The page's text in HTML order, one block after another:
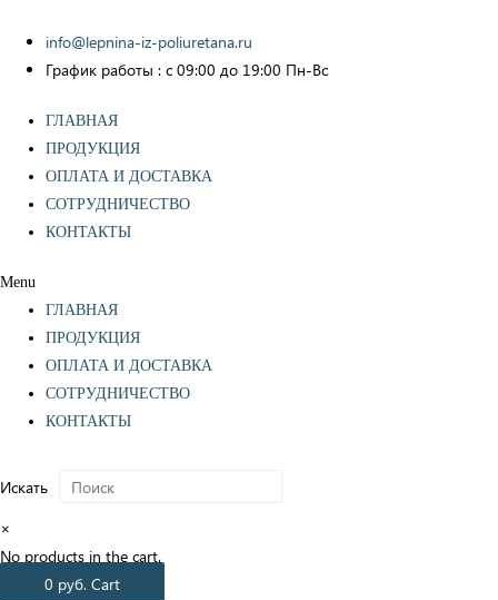
info@lepnina-iz-poliuretana.ru
График работы : с 09:00 до 19:00 Пн-Вс
ГЛАВНАЯ
ПРОДУКЦИЯ
ОПЛАТА И ДОСТАВКА
СОТРУДНИЧЕСТВО
КОНТАКТЫ
Menu
ГЛАВНАЯ
ПРОДУКЦИЯ
ОПЛАТА И ДОСТАВКА
СОТРУДНИЧЕСТВО
КОНТАКТЫ
Искать
×
No products in the cart.
0 руб. Cart